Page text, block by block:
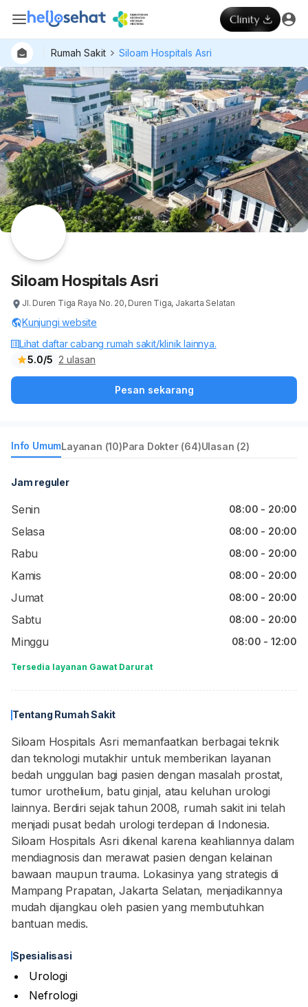
Rumah Sakit Siloam Hospitals Asri
Siloam Hospitals Asri
Jl. Duren Tiga Raya No. 20, Duren Tiga, Jakarta Selatan
Kunjungi website
Lihat daftar cabang rumah sakit/klinik lainnya.
5.0/5 2 ulasan
Pesan sekarang
Info UmumLayanan (10)Para Dokter (64)Ulasan (2)
Jam reguler
Senin 08:00 - 20:00
Selasa 08:00 - 20:00
Rabu 08:00 - 20:00
Kamis 08:00 - 20:00
Jumat 08:00 - 20:00
Sabtu 08:00 - 20:00
Minggu 08:00 - 12:00
Tersedia layanan Gawat Darurat
Tentang Rumah Sakit
Siloam Hospitals Asri memanfaatkan berbagai teknik
dan teknologi mutakhir untuk memberikan layanan
bedah unggulan bagi pasien dengan masalah prostat,
tumor urothelium, batu ginjal, atau keluhan urologi
lainnya. Berdiri sejak tahun 2008, rumah sakit ini telah
menjadi pusat bedah urologi terdepan di Indonesia.
Siloam Hospitals Asri dikenal karena keahliannya dalam
mendiagnosis dan merawat pasien dengan kelainan
bawaan maupun trauma. Lokasinya yang strategis di
Mampang Prapatan, Jakarta Selatan, menjadikannya
mudah dijangkau oleh pasien yang membutuhkan
bantuan medis.
Spesialisasi
Urologi
Nefrologi
Hospital